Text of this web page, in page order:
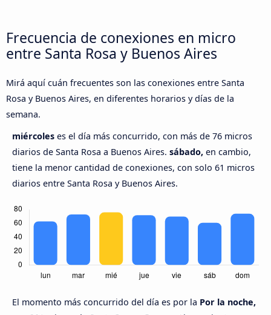
Frecuencia de conexiones en micro
entre Santa Rosa y Buenos Aires
Mirá aquí cuán frecuentes son las conexiones entre Santa
Rosa y Buenos Aires, en diferentes horarios y días de la
semana.
miércoles es el día más concurrido, con más de 76 micros
diarios de Santa Rosa a Buenos Aires. sábado, en cambio,
tiene la menor cantidad de conexiones, con solo 61 micros
diarios entre Santa Rosa y Buenos Aires.
El momento más concurrido del día es por la Por la noche,